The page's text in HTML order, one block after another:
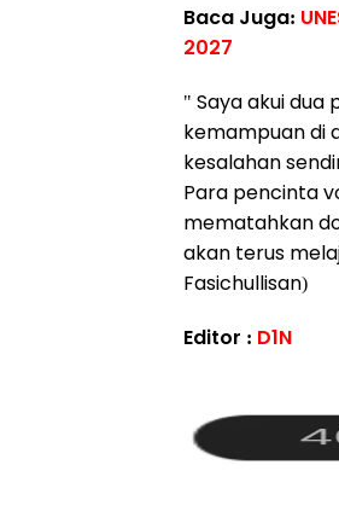
Baca Juga:
2027
" Saya akui dua
kemampuan di
kesalahan
Para pencinta
mematahkan
akan terus
Fasichullisan)
Editor : D1N